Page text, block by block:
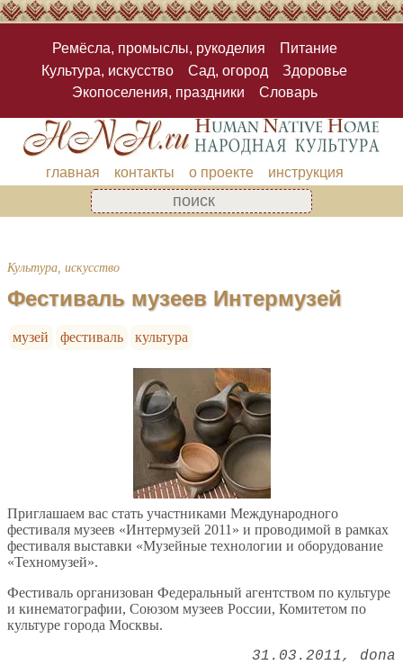
Ремёсла, промыслы, рукоделия
Питание
Культура, искусство
Сад, огород
Здоровье
Экопоселения, праздники
Словарь
главная контакты о проекте инструкция
Культура, искусство
Фестиваль музеев Интермузей
музей фестиваль культура
Приглашаем вас стать участниками Международного
фестиваля музеев «Интермузей 2011» и проводимой в рамках
фестиваля выставки «Музейные технологии и оборудование
«Техномузей».
Фестиваль организован Федеральный агентством по культуре
и кинематографии, Союзом музеев России, Комитетом по
культуре города Москвы.
31.03.2011 dona